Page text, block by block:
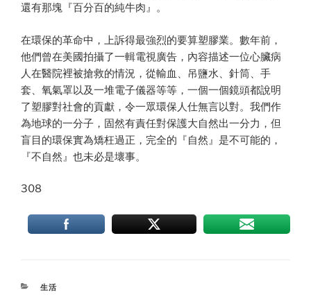
還有那塊『百分百的純牛肉』。
在環保的革命中，上訴得最強烈的要算塑膠業。數年前，
他們曾在美國拍攝了一輯電視廣告，內容描述一位心臟病
人在醫院裡被搶救的情況，從輸血、吊鹽水、針筒、手
套、氧氣罩以及一堆電子儀器等等，一個一個鏡頭都說明
了塑膠對社會的貢獻，令一眾環保人仕無言以對。我們作
為地球的一分子，固然有責任對保護大自然出一分力，但
盲目的環保實為矯枉過正，完全的『自然』是不可能的，
『不自然』也未必是壞事。
308
CATEGORIES
生活